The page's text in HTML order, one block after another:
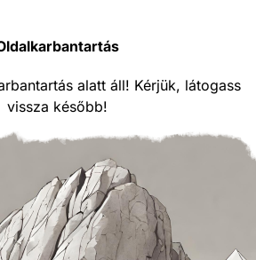
alatt áll! Kérjük, látogass
vissza később!